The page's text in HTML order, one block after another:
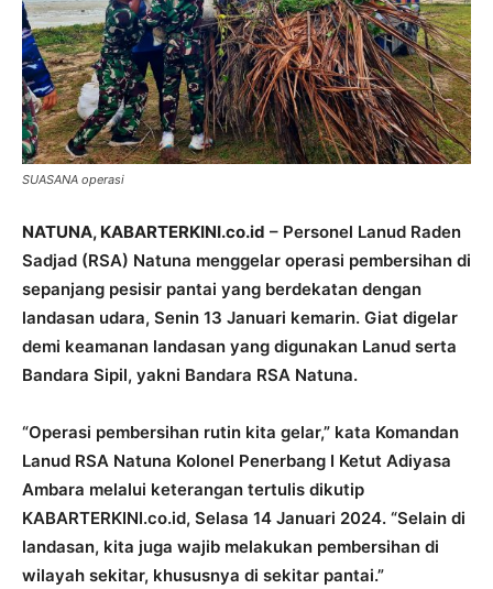
SUASANA operasi
NATUNA, KABARTERKINI.co.id – Personel Lanud Raden
Sadjad (RSA) Natuna menggelar operasi pembersihan di
sepanjang pesisir pantai yang berdekatan dengan
landasan udara, Senin 13 Januari kemarin. Giat digelar
demi keamanan landasan yang digunakan Lanud serta
Bandara Sipil, yakni Bandara RSA Natuna.
“Operasi pembersihan rutin kita gelar,” kata Komandan
Lanud RSA Natuna Kolonel Penerbang I Ketut Adiyasa
Ambara melalui keterangan tertulis dikutip
KABARTERKINI.co.id, Selasa 14 Januari 2024. “Selain di
landasan, kita juga wajib melakukan pembersihan di
wilayah sekitar, khususnya di sekitar pantai.”